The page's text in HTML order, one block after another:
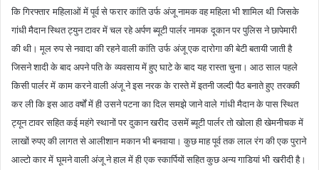
कि गिरफ्तार महिलाओं में पूर्व से फरार कांति उर्फ अंजू नामक वह महिला भी शामिल थी जिसके
गांधी मैदान स्थित ट्युन टावर में चल रहे अर्पण ब्यूटी पार्लर नामक दूकान पर पुलिस ने छापेमारी
की थी। मूल रुप से नवादा की रहने वाली कांति उर्फ अंजू एक दारोगा की बेटी बतायी जाती है
जिसने शादी के बाद अपने पति के व्यवसाय में हुए घाटे के बाद यह रास्ता चुना। आठ साल पहले
किसी पार्लर में काम करने वाली अंजू ने इस नरक के रास्ते में इतनी जल्दी पैठ बनाते हुए तरक्की
कर ली कि इस आठ वर्षों में ही उसने पटना का दिल समझे जाने वाले गांधी मैदान के पास स्थित
ट्यून टावर सहित कई महंगे स्थानों पर दुकान खरीद उसमें ब्यूटी पार्लर तो खोला ही खेमनीचक में
लाखों रुपए की लागत से आलीशान मकान भी बनवाया। कुछ माह पूर्व तक लाल रंग की एक पुराने
आल्टो कार में घूमने वाली अंजू ने हाल में ही एक स्कार्पियों सहित कुछ अन्य गाडियां भी खरीदी है।